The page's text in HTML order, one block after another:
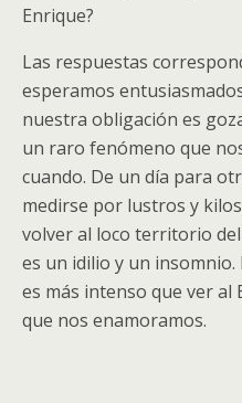
Enrique?
Las respuestas
esperamos
nuestra obligación es
un raro fenómeno que
cuando. De un día para
medirse por lustros y
volver al loco territorio
es un idilio y un
es más intenso que ver al
que nos enamoramos.